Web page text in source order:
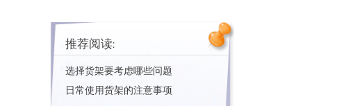
推荐阅读:
选择货架要考虑哪些问题
日常使用货架的注意事项